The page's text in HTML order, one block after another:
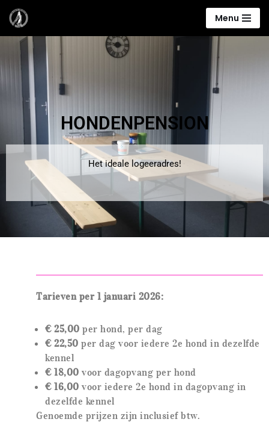
naar
inhoud
Menu
HONDENPENSION
Het ideale logeeradres!
Tarieven per 1 januari 2026:
€ 25,00 per hond, per dag
€ 22,50 per dag voor iedere 2e hond in dezelfde
kennel
€ 18,00 voor dagopvang per hond
€ 16,00 voor iedere 2e hond in dagopvang in
dezelfde kennel
Genoemde prijzen zijn inclusief btw.